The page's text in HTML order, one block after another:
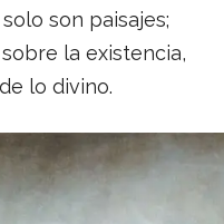
son paisajes;
la existencia,
lo divino.